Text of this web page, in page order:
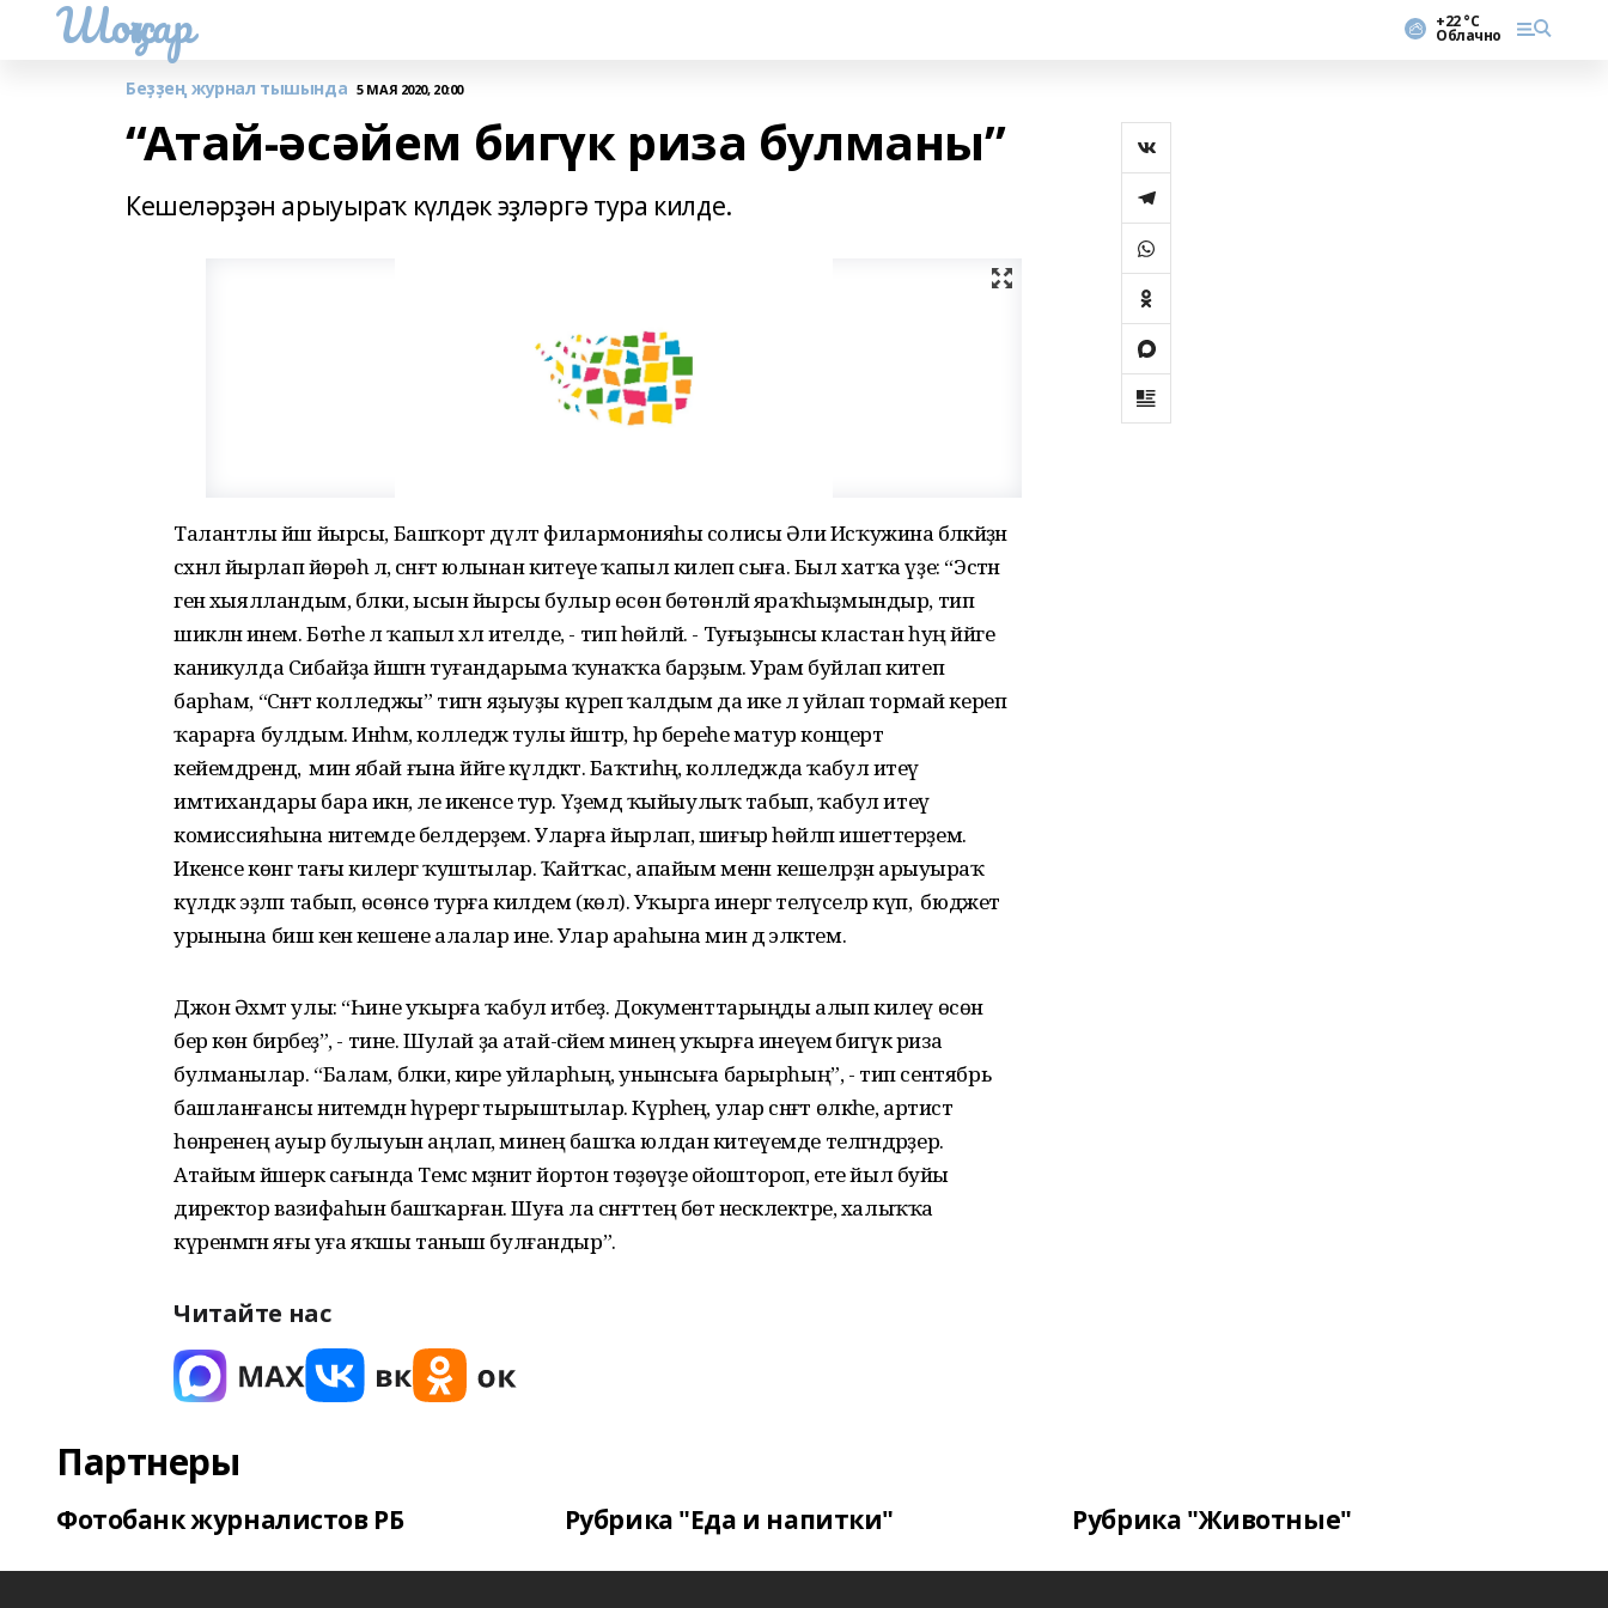
Шоңҡар +22 °С
Облачно
Беҙҙең журнал тышында 5 МАЯ 2020, 20:00
“Атай-әсәйем бигүк риза булманы”
Кешеләрҙән арыуыраҡ күлдәк эҙләргә тура килде.
Талантлы йәш йырсы, Башҡорт дәүләт филармонияһы солисы Әлиә Исҡужина бәләкәйҙән
сәхнәлә йырлап йөрөһә лә, сәнғәт юлынан китеүе ҡапыл килеп сыға. Был хатҡа үҙе: “Эстән
генә хыялландым, бәлки, ысын йырсы булыр өсөн бөтөнләй яраҡһыҙмындыр, тип
шикләнә инем. Бөтәһе лә ҡапыл хәл ителде, - тип һөйләй. - Туғыҙынсы кластан һуң йәйге
каникулда Сибайҙа йәшәгән туғандарыма ҡунаҡҡа барҙым. Урам буйлап китеп
барһам, “Сәнғәт колледжы” тигән яҙыуҙы күреп ҡалдым да ике лә уйлап тормай кереп
ҡарарға булдым. Инһәм, колледж тулы йәштәр, һәр береһе матур концерт
кейемдәрендә, ә мин ябай ғына йәйге күлдәктә. Баҡтиһәң, колледжда ҡабул итеү
имтихандары бара икән, әле икенсе тур. Үҙемдә ҡыйыулыҡ табып, ҡабул итеү
комиссияһына ниәтемде белдерҙем. Уларға йырлап, шиғыр һөйләп ишеттерҙем.
Икенсе көнгә тағы килергә ҡуштылар. Ҡайтҡас, апайым менән кешеләрҙән арыуыраҡ
күлдәк эҙләп табып, өсөнсө турға килдем (көлә). Уҡырга инергә теләүселәр күп, ә бюджет
урынына биш кенә кешене алалар ине. Улар араһына мин дә эләктем.
Джон Әхмәт улы: “Һине уҡырға ҡабул итәбеҙ. Документтарыңды алып килеү өсөн
бер көн бирәбеҙ”, - тине. Шулай ҙа атай-әсәйем минең уҡырға инеүемә бигүк риза
булманылар. “Балам, бәлки, кире уйларһың, унынсыға барырһың”, - тип сентябрь
башланғансы ниәтемдән һүрергә тырыштылар. Күрәһең, улар сәнғәт өлкәһе, артист
һөнәренең ауыр булыуын аңлап, минең башҡа юлдан китеүемде теләгәндәрҙер.
Атайым йәшерәк сағында Темәс мәҙәниәт йортон төҙөүҙе ойоштороп, ете йыл буйы
директор вазифаһын башҡарған. Шуға ла сәнғәттең бөтә нескәлектәре, халыҡҡа
күренмәгән яғы уға яҡшы таныш булғандыр”.
Читайте нас
Партнеры
Фотобанк журналистов РБ Рубрика "Еда и напитки" Рубрика "Животные"